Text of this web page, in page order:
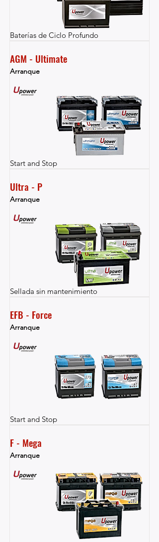
Baterías de Ciclo Profundo
AGM - Ultimate
Arranque
Start and Stop
Ultra - P
Arranque
Sellada sin mantenimiento
EFB - Force
Arranque
Start and Stop
F - Mega
Arranque